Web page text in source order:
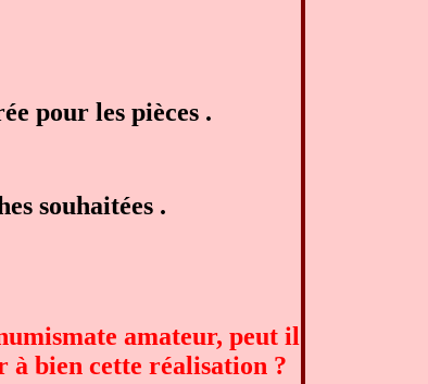
pour les pièces .
souhaitées .
amateur, peut il
à bien cette réalisation ?